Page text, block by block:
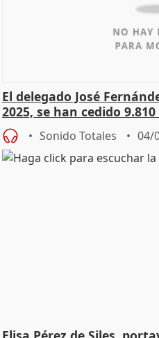
El delegado José
2025, se han cedido
Sonido Totales 04/